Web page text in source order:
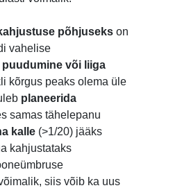
põhjuseks on
vahelise
või liiga
kõrgus peaks olema üle
planeerida
samas tähelepanu
kalle (>1/20) jääks
kahjustataks
siis võib ka uus